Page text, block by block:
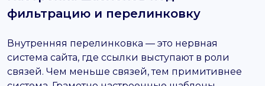
фильтрацию и перелинковку
Внутренняя перелинковка — это нервная
система сайта, где ссылки выступают в роли
связей. Чем меньше связей, тем примитивнее